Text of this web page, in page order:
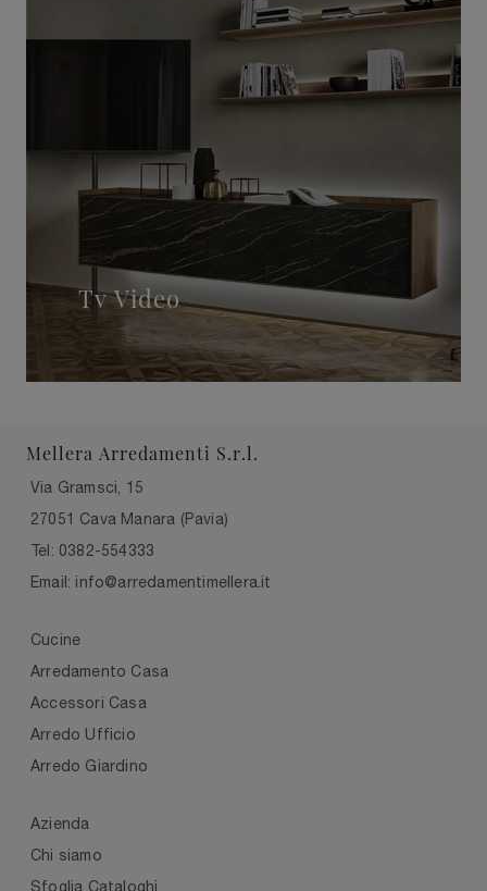
Tv Video
Mellera Arredamenti S.r.l.
Via Gramsci, 15
27051 Cava Manara (Pavia)
Tel: 0382-554333
Email: info@arredamentimellera.it
Cucine
Arredamento Casa
Accessori Casa
Arredo Ufficio
Arredo Giardino
Azienda
Chi siamo
Sfoglia Cataloghi